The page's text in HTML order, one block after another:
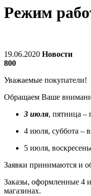
Режим
19.06.2020 Новости
800
Уважаемые покупатели!
Обращаем Ваше
3 июля, пятница –
4 июля, суббота –
5 июля,
Заявки принимаются и
Заказы, оформленные 4
магазинах.